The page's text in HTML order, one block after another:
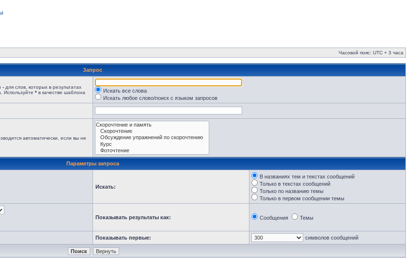
Часовой пояс: UTC + 3 часа
Запрос
- для слов, которых в результатах
Используйте * в качестве шаблона
Искать все слова
Искать любое слово/поиск с языком запросов
автоматически, если вы не
Параметры запроса
Искать:
В названиях тем и текстах сообщений
Только в текстах сообщений
Только по названию темы
Только в первом сообщении темы
Показывать результаты как: Сообщения Темы
Показывать первые: символов сообщений